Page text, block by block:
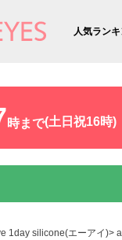
人気ラン
時まで(土日祝16時)
1day silicone(エーアイ)